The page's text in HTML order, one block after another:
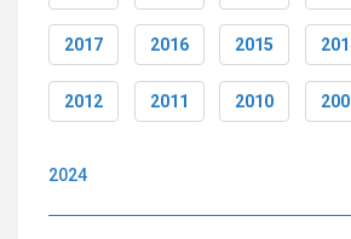
2017 2016 2015
2012 2011 2010
2024